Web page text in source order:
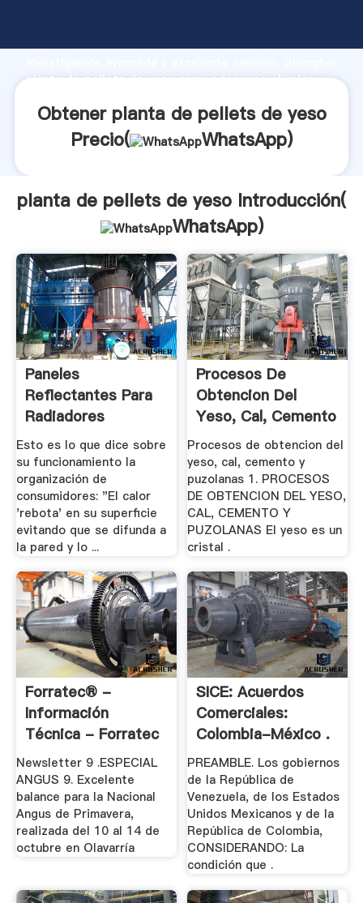
fuerte capacidad de producción, fuerza de
planta de pellets de yeso proveedor crea el valor y
Obtener planta de pellets de yeso
Precio(
WhatsApp)
planta de pellets de yeso Introducción(
WhatsApp)
Paneles
Reflectantes Para
Radiadores
¿Ahorran .
Esto es lo que dice sobre
su funcionamiento la
organización de
consumidores: "El calor
'rebota' en su superficie
evitando que se difunda a
la pared y lo ...
Procesos De
Obtencion Del
Yeso, Cal, Cemento
Y .
Procesos de obtencion del
yeso, cal, cemento y
puzolanas 1. PROCESOS
DE OBTENCION DEL YESO,
CAL, CEMENTO Y
PUZOLANAS El yeso es un
cristal .
Forratec® -
Información
Técnica - Forratec
Los .
Newsletter 9 .ESPECIAL
ANGUS 9. Excelente
balance para la Nacional
Angus de Primavera,
realizada del 10 al 14 de
octubre en Olavarría
SICE: Acuerdos
Comerciales:
Colombia-México .
PREAMBLE. Los gobiernos
de la República de
Venezuela, de los Estados
Unidos Mexicanos y de la
República de Colombia,
CONSIDERANDO: La
condición que .